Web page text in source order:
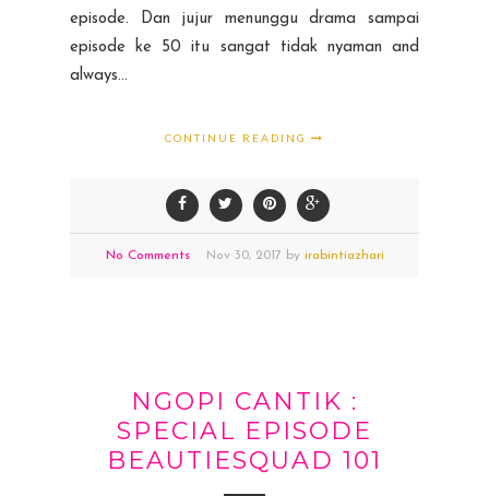
episode. Dan jujur menunggu drama sampai
episode ke 50 itu sangat tidak nyaman and
always...
CONTINUE READING
No Comments Nov 30,2017 by irabintiazhari
NGOPI CANTIK :
SPECIAL EPISODE
BEAUTIESQUAD 101